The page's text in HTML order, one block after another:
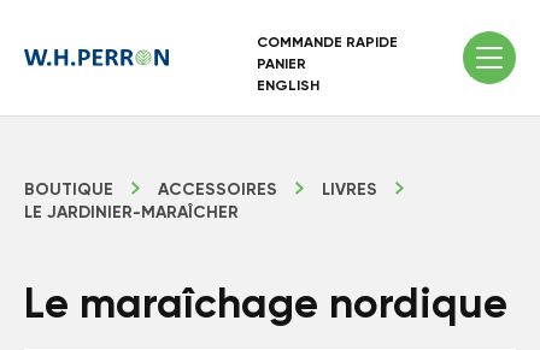
COMMANDE RAPIDE
PANIER
ENGLISH
BOUTIQUE ACCESSOIRES
LIVRES
LE JARDINIER-MARAÎCHER
Le maraîchage nordique